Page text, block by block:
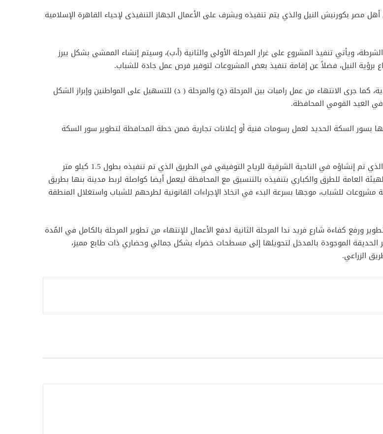
مصر بكورنيش النيل والذي يتم تنفيذه ويشرف على الأعمال الجهاز التنفيذى لإحياء القاهرة الإسلامية
بنادي الشرطة، ويأتي تنفيذ المشروع على غرار المرحلة الأولى والثانية (أ،ب)، وسيتم إنشاء الممشى بشكل يبرز
برؤية النيل، فضلاً عن إقامة تنفيذ بعض المشروعات لتوفير فرص عمل جادة للشباب.
كما جرى الانتهاء من عمل رامبات بين المرحلة (ج) والمرحلة ( د) للتسهيل على المواطنين وإبراز الشكل
في العيد القومي المحافظة.
بسور السكة الحديد لعمل رسومات فنية أو إعلانات تجارية ضمن خطة المحافظة لتطوير سور السكة
كما تابع الهجان خلال الجولة أعمال تطوير كورنيش النيل والممشى الجديد الذي تم إنشاؤه في الناحية الشرقية للرياح التوفيقي في الطريق الذي تم تنفيذه بطول 1.5 كيلو متر
العامة للطرق والكباري بتنفيذه بالتنسيق مع المحافظة ليعمل أيضا كواصلة لربط مدينة بنها بطريق
توريدهم كنموذج لإقامة مشروعات للشباب، موجها بسرعة البدء في اتخاذ الإجراءات القانونية لطرحهم للشباب واستغلال المنطقة
ورفع كفاءة شارع فريد ندا المرحلة الثانية لدفع الأعمال للإنتهاء من تطوير المرحلة بالكامل في المُدة
الحديقة الموجودة بالمدخل لتحويلها إلى مسطحات خضراء بشكل جمالي وحضاري ذات طابع مميز،
الزراعي.